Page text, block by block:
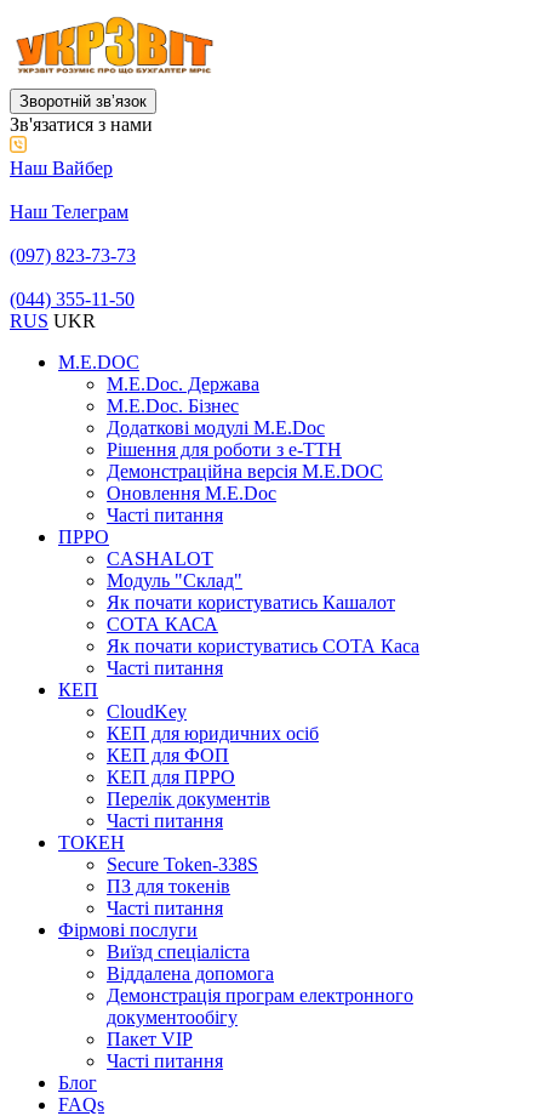
Зворотній звʼязок
Зв'язатися з нами
Наш Вайбер
Наш Телеграм
(097) 823-73-73
(044) 355-11-50
RUS UKR
M.E.DOC
M.E.Doc. Держава
M.E.Doc. Бізнес
Додаткові модулі M.E.Doc
Рішення для роботи з е-ТТН
Демонстраційна версія M.E.DOC
Оновлення M.E.Doc
Часті питання
ПРРО
CASHALOT
Модуль "Склад"
Як почати користуватись Кашалот
СОТА КАСА
Як почати користуватись СОТА Каса
Часті питання
КЕП
CloudKey
КЕП для юридичних осіб
КЕП для ФОП
КЕП для ПРРО
Перелік документів
Часті питання
ТОКЕН
Secure Token-338S
ПЗ для токенів
Часті питання
Фірмові послуги
Виїзд спеціаліста
Віддалена допомога
Демонстрація програм електронного
документообігу
Пакет VIP
Часті питання
Блог
FAQs